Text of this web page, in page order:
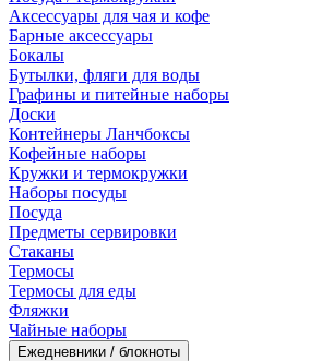
Аксессуары для чая и кофе
Барные аксессуары
Бокалы
Бутылки, фляги для воды
Графины и питейные наборы
Доски
Контейнеры Ланчбоксы
Кофейные наборы
Кружки и термокружки
Наборы посуды
Посуда
Предметы сервировки
Стаканы
Термосы
Термосы для еды
Фляжки
Чайные наборы
Ежедневники / блокноты